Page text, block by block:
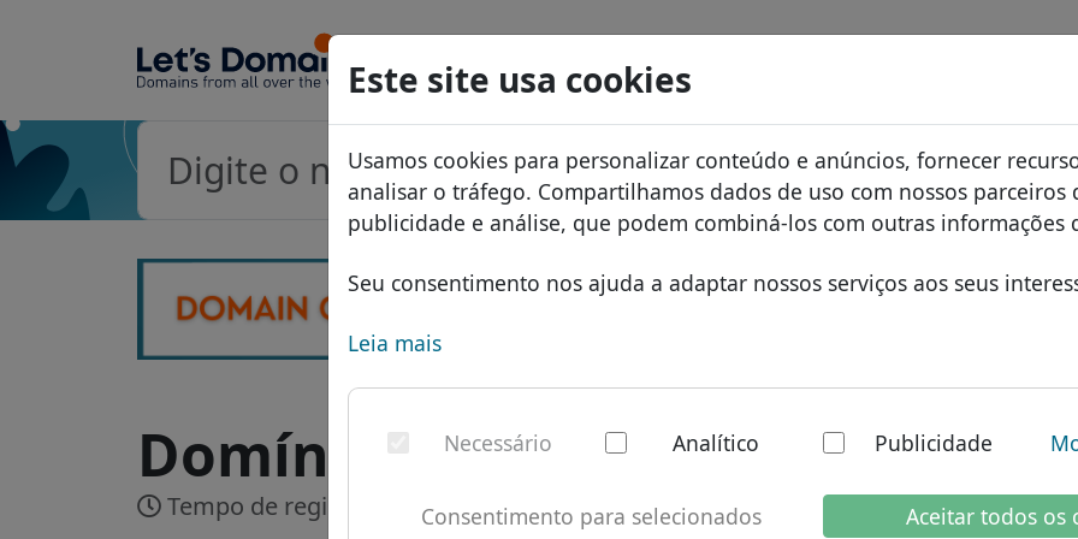
Este site usa cookies
Usamos cookies para personalizar conteúdo e anúncios, fornecer
analisar o tráfego. Compartilhamos dados de uso com nossos parceiros
publicidade e análise, que podem combiná-los com outras informações
Seu consentimento nos ajuda a adaptar nossos serviços aos seus
Leia mais
Necessário Analítico Publicidade
Consentimento para selecionados Aceitar todos os
Domínios
Banco de dados de domínios
domínios africanos
domínios asiáticos
domínios europeus
domínios norte-
domínios
Lista de preços
Descontos
Pesquisar
ID Protect
Hospedagem DNS
WHOIS
Por
.cm Pesquisar
Domínio .cm - domínio nacional:
Tempo de registro: Em tempo real